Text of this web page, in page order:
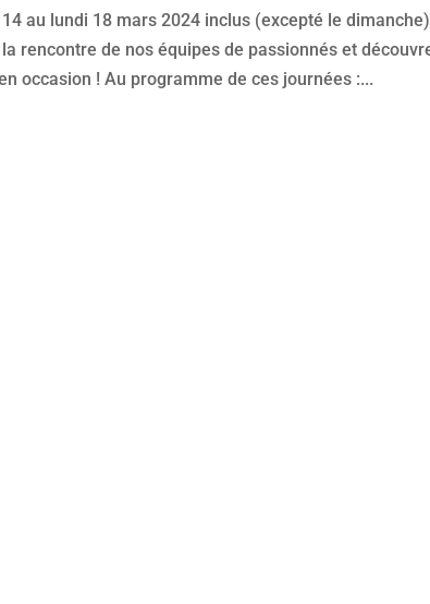
14 au lundi 18 mars 2024 inclus (excepté le
rencontre de nos équipes de passionnés et
occasion ! Au programme de ces journées :...